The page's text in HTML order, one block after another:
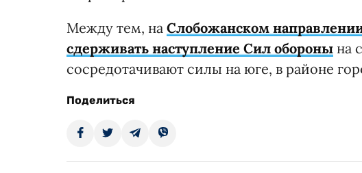
Между тем, на Слобожанском
сдерживать наступление Сил обороны на
сосредотачивают силы на юге, в районе
Поделиться